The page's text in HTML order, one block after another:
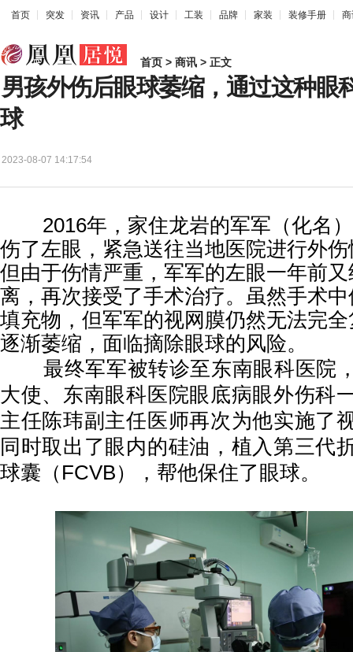
首页 突发 资讯 产品 设计 工装 品牌 家装 装修手册
首页 > 商讯 > 正文
男孩外伤后眼球萎缩，通过这种眼
球
2023-08-07 14:17:54
2016年，家住龙岩的军军（化名）
伤了左眼，紧急送往当地医院进行外
但由于伤情严重，军军的左眼一年前
离，再次接受了手术治疗。虽然手术
填充物，但军军的视网膜仍然无法完
逐渐萎缩，面临摘除眼球的风险。
最终军军被转诊至东南眼科医院
大使、东南眼科医院眼底病眼外伤科
主任陈玮副主任医师再次为他实施了
同时取出了眼内的硅油，植入第三代
球囊（FCVB），帮他保住了眼球。